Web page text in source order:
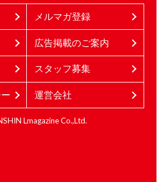
メルマガ登録
広告掲載のご案内
スタッフ募集
運営会社
Lmagazine Co.,Ltd.